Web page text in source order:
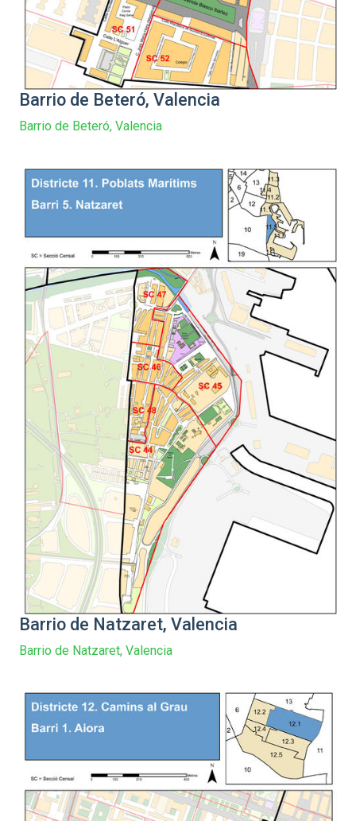
Barrio de Beteró, Valencia
Barrio de Beteró, Valencia
Barrio de Natzaret, Valencia
Barrio de Natzaret, Valencia